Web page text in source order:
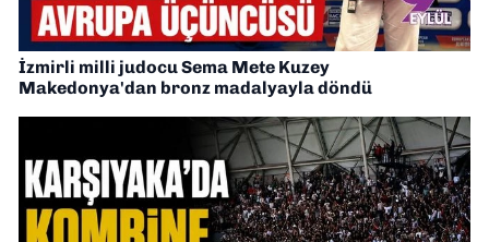
İzmirli milli judocu Sema Mete Kuzey
Makedonya'dan bronz madalyayla döndü